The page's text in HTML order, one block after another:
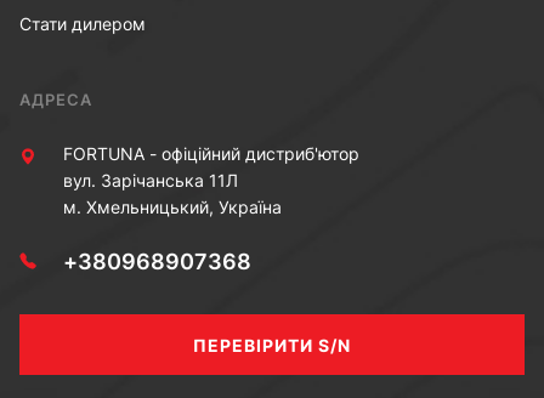
Стати дилером
АДРЕСА
FORTUNA - офіційний дистриб'ютор
вул. Зарічанська 11Л
м. Хмельницький, Україна
+380968907368
ПЕРЕВІРИТИ S/N